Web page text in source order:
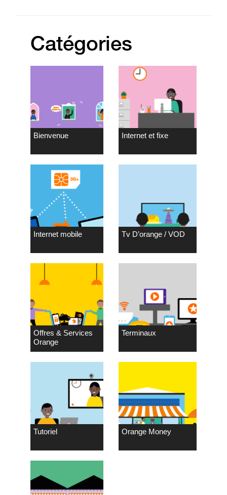
Catégories
Bienvenue Internet et fixe
Internet mobile Tv D’orange / VOD
Offres & Services
Orange
Terminaux
Tutoriel Orange Money